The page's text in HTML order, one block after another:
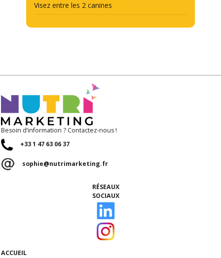
Visez entre les 2 canines
Besoin d’information ? Contactez-nous !
+33 1 47 63 06 37
sophie@nutrimarketing.fr
RÉSEAUX
SOCIAUX
ACCUEIL